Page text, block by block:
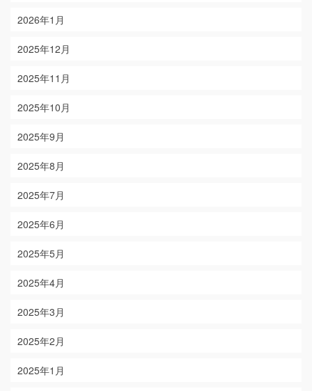
2026年1月
2025年12月
2025年11月
2025年10月
2025年9月
2025年8月
2025年7月
2025年6月
2025年5月
2025年4月
2025年3月
2025年2月
2025年1月